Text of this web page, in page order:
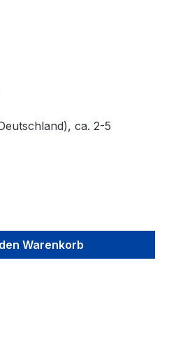
ca. 2-5
Wert
Warenkorb